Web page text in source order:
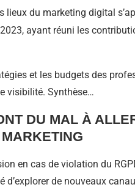
lieux du marketing digital
2023, ayant réuni les
et les budgets des
visibilité. Synthèse…
DU MAL À
en cas de violation du
de nouveaux